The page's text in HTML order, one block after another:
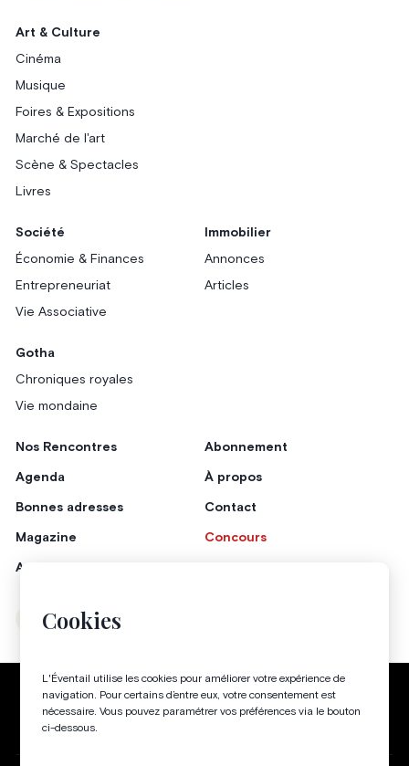
Cookies
L'Éventail utilise les cookies pour améliorer votre expérience de
navigation. Pour certains d’entre eux, votre consentement est
nécessaire. Vous pouvez paramétrer vos préférences via le bouton
ci-dessous.
Art & Culture
Cinéma
Musique
Foires & Expositions
Marché de l'art
Scène & Spectacles
Livres
Société
Économie & Finances
Entrepreneuriat
Vie Associative
Immobilier
Annonces
Articles
Gotha
Chroniques royales
Vie mondaine
Nos Rencontres
Agenda
Bonnes adresses
Magazine
Annonceurs
Abonnement
À propos
Contact
Concours
Instagram
Politique de confidentialité Conditions générales
Gestion des cookies